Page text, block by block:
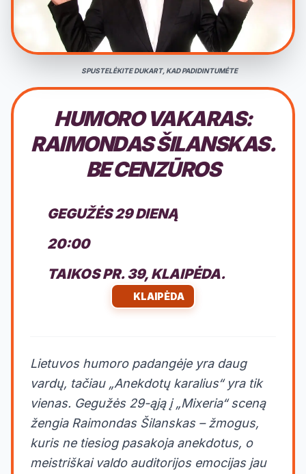
SPUSTELĖKITE DUKART, KAD PADIDINTUMĖTE
HUMORO VAKARAS:
RAIMONDAS ŠILANSKAS.
BE CENZŪROS
GEGUŽĖS 29 DIENĄ
20:00
TAIKOS PR. 39, KLAIPĖDA.
KLAIPĖDA
Lietuvos humoro padangėje yra daug
vardų, tačiau „Anekdotų karalius“ yra tik
vienas. Gegužės 29-ąją į „Mixeria“ sceną
žengia Raimondas Šilanskas – žmogus,
kuris ne tiesiog pasakoja anekdotus, o
meistriškai valdo auditorijos emocijas jau